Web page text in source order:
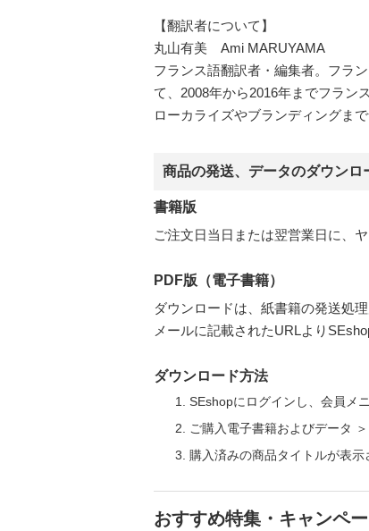
【翻訳者について】
丸山有美 Ami MARUYAMA
フランス語翻訳者・編集者。フラ
て、2008年から2016年までフラン
ローカライズやブランディングま
商品の発送、データのダウンロ
書籍版
ご注文日当日または翌営業日に、
PDF版（電子書籍）
ダウンロードは、紙書籍の発送処
メールに記載されたURLより
ダウンロード方法
SEshopにログインし、会員メ
ご購入電子書籍およびデータ
購入済みの商品タイトルが表
おすすめ特集・キャンペ